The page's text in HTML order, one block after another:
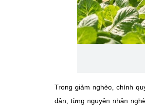
Trong giảm nghèo, chính
dân, từng nguyên nhân